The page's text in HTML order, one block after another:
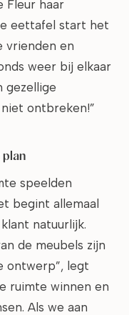
Fleur haar
eettafel start het
vrienden en
weer bij elkaar
gezellige
ontbreken!”
speelden
begint allemaal
natuurlijk.
de meubels zijn
ontwerp”, legt
ruimte winnen en
Als we aan